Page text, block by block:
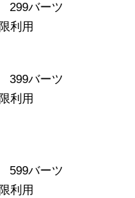
299バーツ
利用
399バーツ
利用
599バーツ
利用